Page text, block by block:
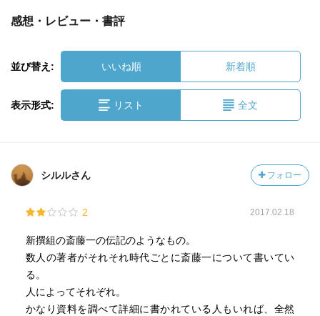
感想・レビュー・書評
並び替え: いいね順 新着順
表示形式: リスト 全文
シルルさん フォロー
2 2017.02.18
新撰組の斎藤一の伝記のようなもの。
数人の著者がそれそれ時代ごとに斎藤一について書いてい
る。
人によってそれぞれ。
かなり資料を調べて詳細に書かれている人もいれば、全然